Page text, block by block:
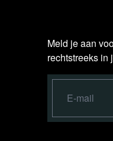
Meld je aan
rechtstreeks in